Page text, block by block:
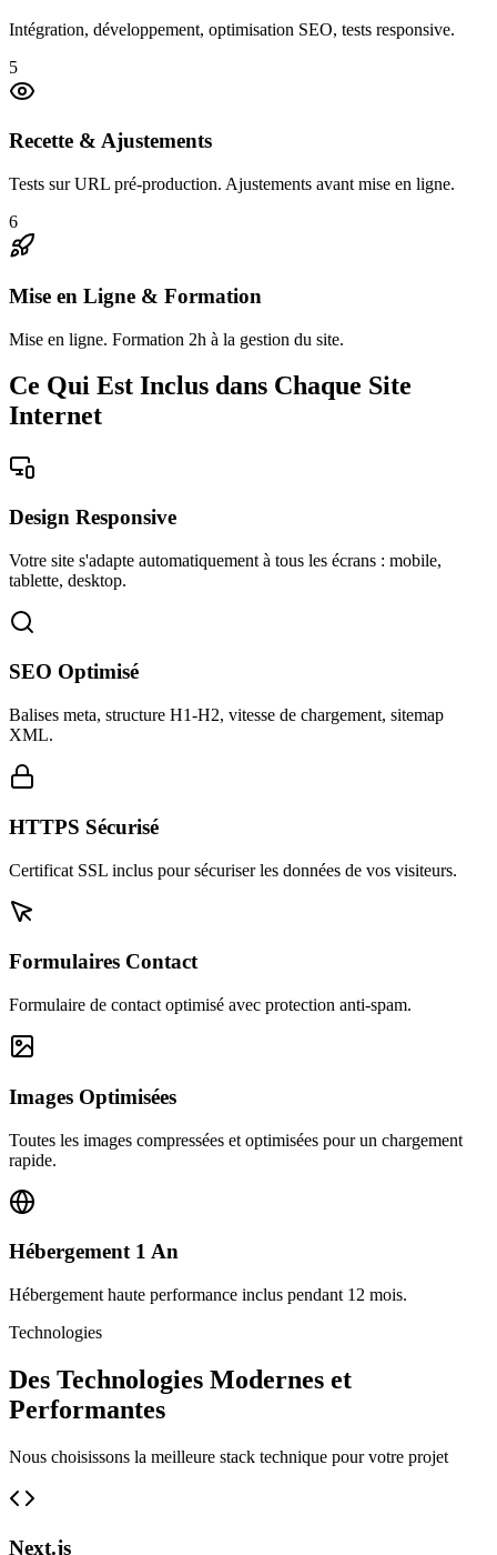
Intégration, développement, optimisation SEO, tests responsive.
5
Recette & Ajustements
Tests sur URL pré-production. Ajustements avant mise en ligne.
6
Mise en Ligne & Formation
Mise en ligne. Formation 2h à la gestion du site.
Ce Qui Est Inclus dans Chaque Site
Internet
Design Responsive
Votre site s'adapte automatiquement à tous les écrans : mobile,
tablette, desktop.
SEO Optimisé
Balises meta, structure H1-H2, vitesse de chargement, sitemap
XML.
HTTPS Sécurisé
Certificat SSL inclus pour sécuriser les données de vos visiteurs.
Formulaires Contact
Formulaire de contact optimisé avec protection anti-spam.
Images Optimisées
Toutes les images compressées et optimisées pour un chargement
rapide.
Hébergement 1 An
Hébergement haute performance inclus pendant 12 mois.
Technologies
Des Technologies Modernes et
Performantes
Nous choisissons la meilleure stack technique pour votre projet
Next.js